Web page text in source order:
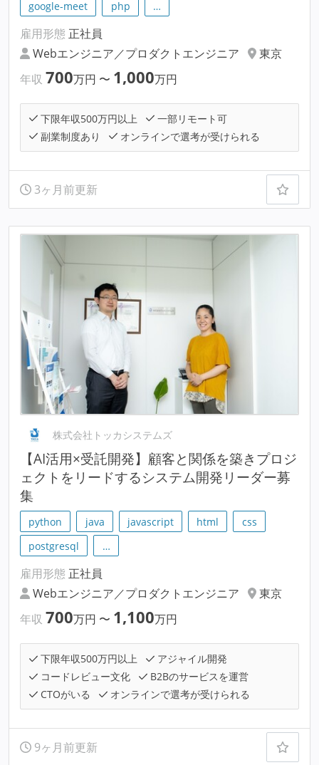
google-meet
php …
雇用形態 正社員
Webエンジニア／プロダクトエンジニア
東京
年収 700万円 〜 1,000万円
下限年収500万円以上
一部リモート可
副業制度あり
オンラインで選考が受けられる
3ヶ月前更新
株式会社トッカシステムズ
【AI活用×受託開発】顧客と関係を築きプロジ
ェクトをリードするシステム開発リーダー募
集
python java javascript html
css
postgresql
…
雇用形態 正社員
Webエンジニア／プロダクトエンジニア
東京
年収 700万円 〜 1,100万円
下限年収500万円以上
アジャイル開発
コードレビュー文化
B2Bのサービスを運営
CTOがいる
オンラインで選考が受けられる
9ヶ月前更新